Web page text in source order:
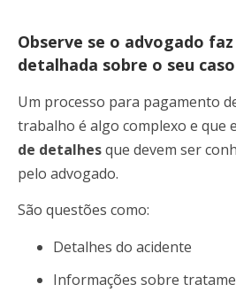
Observe se o advogado
detalhada sobre o seu caso
Um processo para pagamento
trabalho é algo complexo e que
de detalhesque devem ser
pelo advogado.
São questões como:
Detalhes do acidente
Informações sobre